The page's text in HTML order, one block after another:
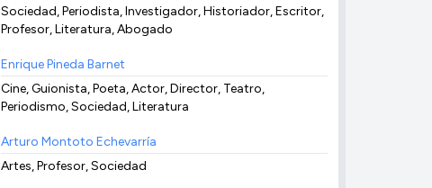
Sociedad, Periodista, Investigador, Historiador, Escritor,
Profesor, Literatura, Abogado
Enrique Pineda Barnet
Cine, Guionista, Poeta, Actor, Director, Teatro,
Periodismo, Sociedad, Literatura
Arturo Montoto Echevarría
Artes, Profesor, Sociedad